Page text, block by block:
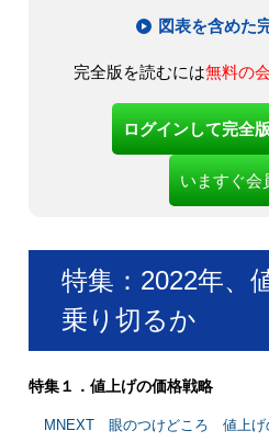
図表を含めた
完全版を読むには無料の
ログインして完全
いますぐ会
特集：2022年、
乗り切るか
特集１．値上げの価格戦略
MNEXT 眼のつけどころ 値上げ